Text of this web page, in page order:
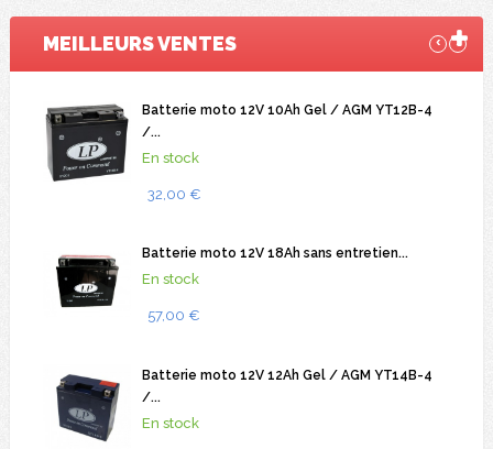
MEILLEURSVENTES ‹ ›
Batterie moto 12V 10Ah Gel / AGM YT12B-4
/...
En stock
32,00 €
Batterie moto 12V 18Ah sans entretien...
En stock
57,00 €
Batterie moto 12V 12Ah Gel / AGM YT14B-4
/...
En stock